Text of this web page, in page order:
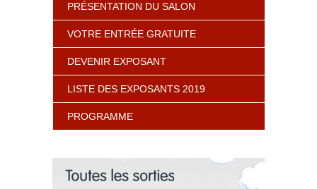
PRÉSENTATION DU SALON
VOTRE ENTRÉE GRATUITE
DEVENIR EXPOSANT
LISTE DES EXPOSANTS 2019
PROGRAMME